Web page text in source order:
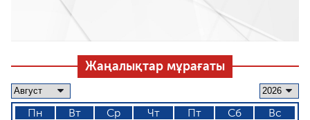
Жаңалықтар мұрағаты
Пн Вт Ср Чт Пт Сб
Вс